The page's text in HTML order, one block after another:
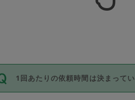
1回あたりの依頼時間は決まって